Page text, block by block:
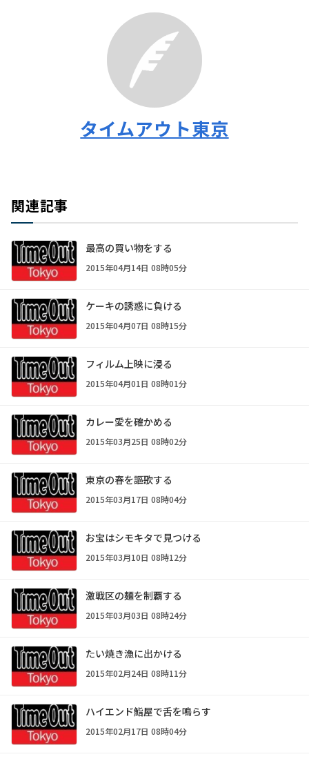
タイムアウト東京
関連記事
最高の買い物をする
2015年04月14日 08時05分
ケーキの誘惑に負ける
2015年04月07日 08時15分
フィルム上映に浸る
2015年04月01日 08時01分
カレー愛を確かめる
2015年03月25日 08時02分
東京の春を謳歌する
2015年03月17日 08時04分
お宝はシモキタで見つける
2015年03月10日 08時12分
激戦区の麺を制覇する
2015年03月03日 08時24分
たい焼き漁に出かける
2015年02月24日 08時11分
ハイエンド鮨屋で舌を鳴らす
2015年02月17日 08時04分